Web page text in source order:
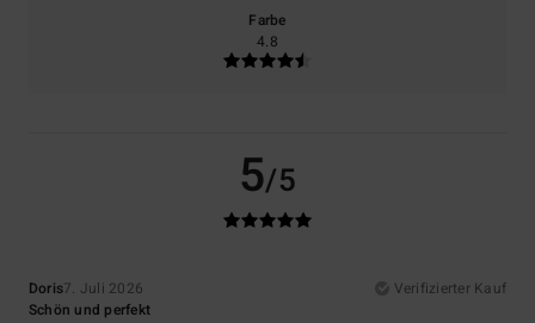
Farbe
4.8
5/5
Doris7. Juli 2026
Verifizierter Kauf
Schön und perfekt